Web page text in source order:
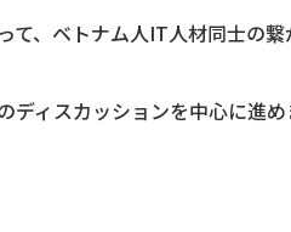
、ベトナム人IT人材同士の
ィスカッションを中心に進